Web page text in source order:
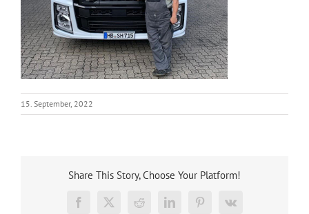
15. September, 2022
Share This Story, Choose Your Platform!
Facebook
X RedditLinkedInPinterest
Vk